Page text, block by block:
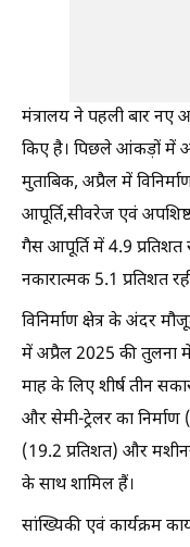
मंत्रालय ने पहली बार
किए है। पिछले आंकड़ों में
मुताबिक, अप्रैल में
आपूर्ति,सीवरेज एवं
गैस आपूर्ति में 4.9
नकारात्मक 5.1 प्रतिशत
विनिर्माण क्षेत्र के अंदर
में अप्रैल 2025 की तुलना
माह के लिए शीर्ष तीन
और सेमी-ट्रेलर का निर्माण
(19.2 प्रतिशत) और
के साथ शामिल हैं।
सांख्यिकी एवं कार्यक्रम